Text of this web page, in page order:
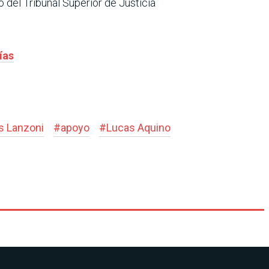
del Tribunal Superior de Justicia
Lanzoni #apoyo #Lucas Aquino